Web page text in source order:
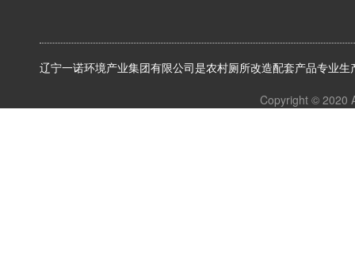
辽宁一诺环境产业集团有限公司是农村厕所改造配套产品专业生
Copyright © 2020